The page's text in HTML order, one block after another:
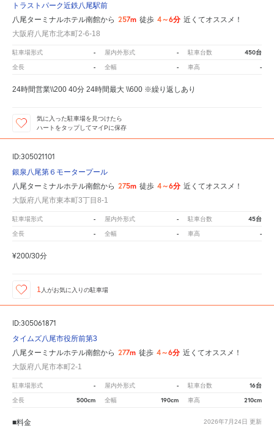
トラストパーク近鉄八尾駅前
八尾ターミナルホテル南館から 257m 徒歩 4～6分 近くてオススメ！
大阪府八尾市北本町2-6-18
駐車場形式 - 屋内外形式 - 駐車台数 450台
全長 - 全幅 - 車高 -
24時間営業\\200 40分 24時間最大 \\600 ※繰り返しあり
気に入った駐車場を見つけたら
ハートをタップしてマイPに保存
ID:305021101
銀泉八尾第６モータープール
八尾ターミナルホテル南館から 275m 徒歩 4～6分 近くてオススメ！
大阪府八尾市東本町3丁目8-1
駐車場形式 - 屋内外形式 - 駐車台数 45台
全長 - 全幅 - 車高 -
¥200/30分
1 人がお気に入りの駐車場
ID:305061871
タイムズ八尾市役所前第3
八尾ターミナルホテル南館から 277m 徒歩 4～6分 近くてオススメ！
大阪府八尾市本町2-1
駐車場形式 - 屋内外形式 - 駐車台数 16台
全長 500cm 全幅 190cm 車高 210cm
2026年7月24日 更新
■料金